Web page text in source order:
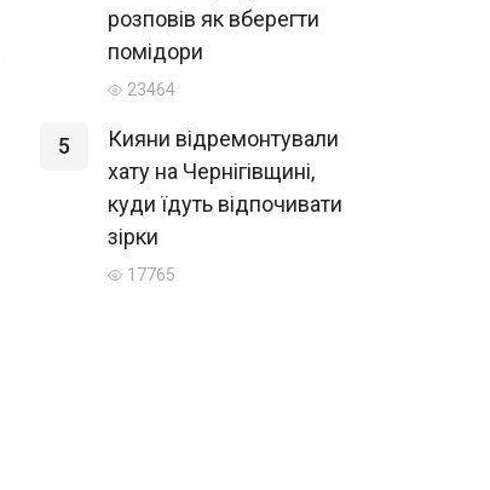
розповів як вберегти
помідори
23464
5
Кияни відремонтували
хату на Чернігівщині,
куди їдуть відпочивати
зірки
17765